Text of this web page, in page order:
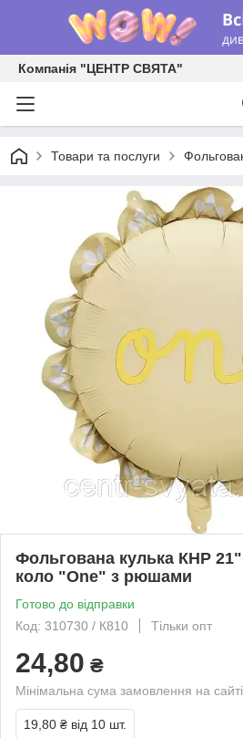
Компанія "ЦЕНТР СВЯТА"
Товари та послуги
Фольгована кулька КНР
коло "One" з рюшами
Готово до відправки
Код: 310730 / К810
Тільки опт
24,80 ₴
Мінімальна сума замовлення на
19,80 ₴ від 10 шт.